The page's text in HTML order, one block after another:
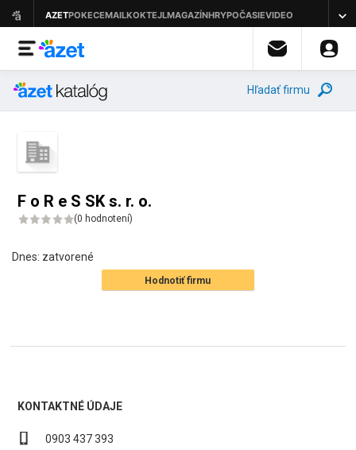
Hľadať firmu
F o R e S SK s. r. o.
(0 hodnotení)
Dnes: zatvorené
Hodnotiť firmu
KONTAKTNÉ ÚDAJE
0903 437 393